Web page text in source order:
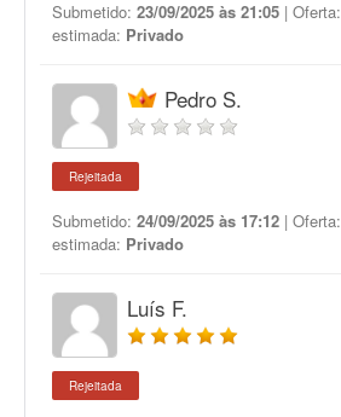
Submetido: 23/09/2025 às 21:05 | Oferta:
estimada: Privado
Pedro S.
Rejeitada
Submetido: 24/09/2025 às 17:12 | Oferta:
estimada: Privado
Luís F.
Rejeitada